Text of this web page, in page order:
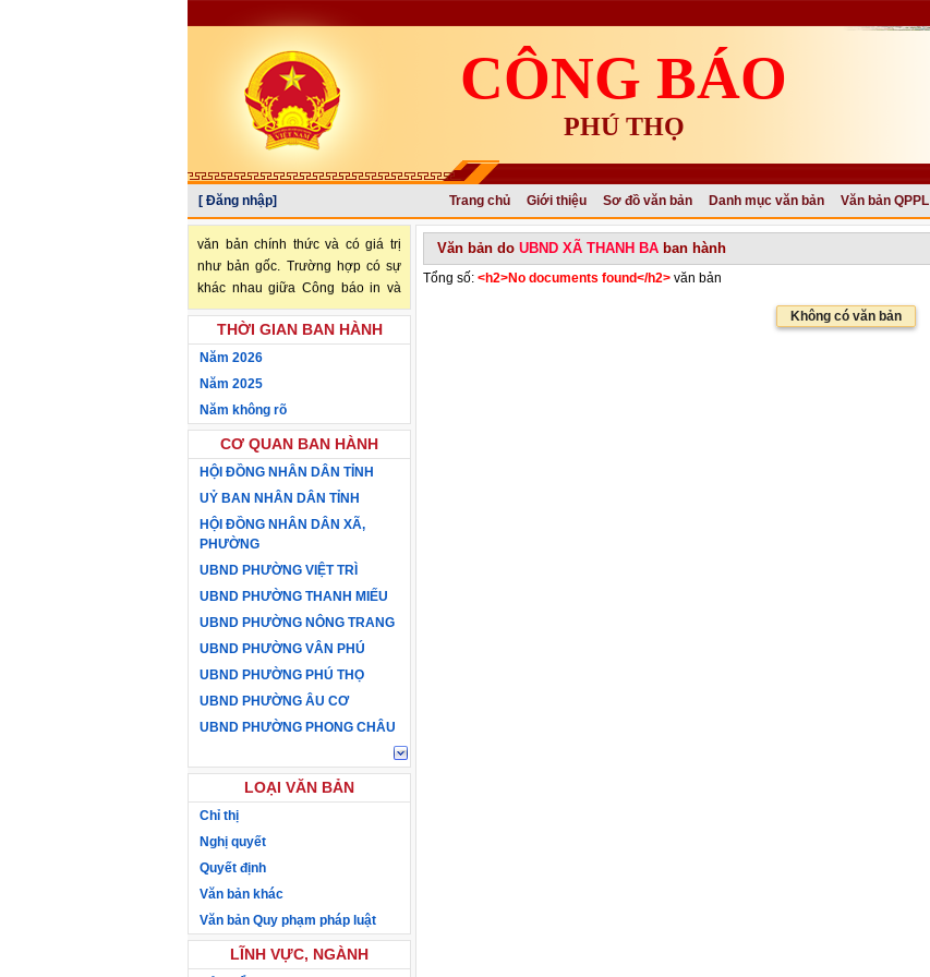
CÔNG BÁO
PHÚ THỌ
[ Đăng nhập] Trang chủ Giới thiệu Sơ đồ văn bản Danh mục văn bản Văn bản QPPL
"Văn bản đăng trên Công báo là
văn bản chính thức và có giá trị
như bản gốc. Trường hợp có sự
khác nhau giữa Công báo in và
Công báo điện tử thì sử dụng
Công báo in làm căn cứ chính
thức." (trích Nghị định số
THỜI GIAN BAN HÀNH
Năm 2026
Năm 2025
Năm không rõ
CƠ QUAN BAN HÀNH
HỘI ĐỒNG NHÂN DÂN TỈNH
UỶ BAN NHÂN DÂN TỈNH
HỘI ĐỒNG NHÂN DÂN XÃ,
PHƯỜNG
UBND PHƯỜNG VIỆT TRÌ
UBND PHƯỜNG THANH MIẾU
UBND PHƯỜNG NÔNG TRANG
UBND PHƯỜNG VÂN PHÚ
UBND PHƯỜNG PHÚ THỌ
UBND PHƯỜNG ÂU CƠ
UBND PHƯỜNG PHONG CHÂU
LOẠI VĂN BẢN
Chỉ thị
Nghị quyết
Quyết định
Văn bản khác
Văn bản Quy phạm pháp luật
LĨNH VỰC, NGÀNH
Văn bản do UBND XÃ THANH BA ban hành
Tổng số: <h2>No documents found</h2> văn bản
Không có văn bản